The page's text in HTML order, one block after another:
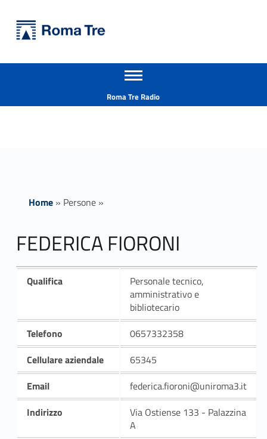
FEDERICA FIORONI ricerca - Università Roma Tre
Apri il menu secondario
Roma Tre Radio
Home» Persone»
FEDERICA FIORONI
Qualifica
Personale tecnico,
amministrativo e
bibliotecario
Telefono
0657332358
Cellulare aziendale
65345
Email
federica.fioroni@uniroma3.it
Indirizzo
Via Ostiense 133 - Palazzina
A